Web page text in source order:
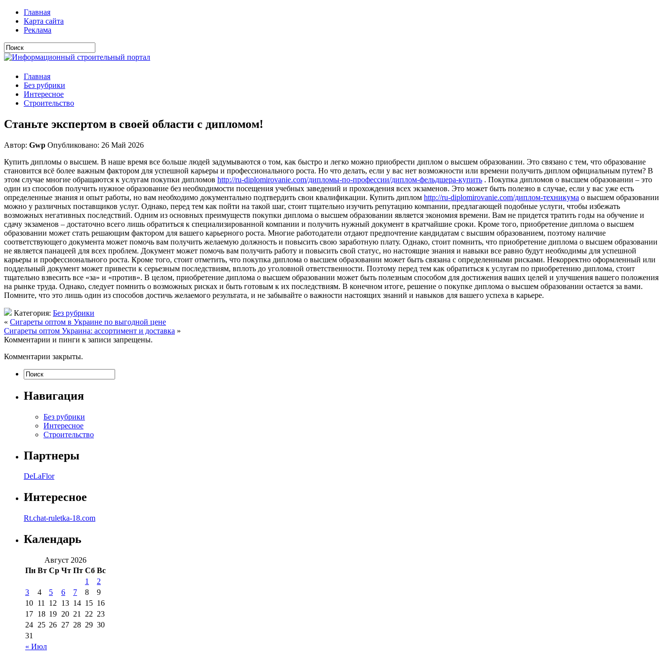
Главная
Карта сайта
Реклама
Главная
Без рубрики
Интересное
Строительство
Станьте экспертом в своей области с дипломом!
Автор: Gwp Опубликовано: 26 Май 2026
Купить дипломы о высшем. В наше время все больше людей задумываются о том, как быстро и легко можно приобрести диплом о высшем образовании. Это связано с тем, что образование
становится всё более важным фактором для успешной карьеры и профессионального роста. Но что делать, если у вас нет возможности или времени получить диплом официальным путем? В
этом случае многие обращаются к услугам покупки дипломов http://ru-diplomirovanie.com/дипломы-по-профессии/диплом-фельдшера-купить . Покупка дипломов о высшем образовании – это
один из способов получить нужное образование без необходимости посещения учебных заведений и прохождения всех экзаменов. Это может быть полезно в случае, если у вас уже есть
определенные знания и опыт работы, но вам необходимо документально подтвердить свои квалификации. Купить диплом http://ru-diplomirovanie.com/диплом-техникума о высшем образовании
можно у различных поставщиков услуг. Однако, перед тем как пойти на такой шаг, стоит тщательно изучить репутацию компании, предлагающей подобные услуги, чтобы избежать
возможных негативных последствий. Одним из основных преимуществ покупки диплома о высшем образовании является экономия времени. Вам не придется тратить годы на обучение и
сдачу экзаменов – достаточно всего лишь обратиться к специализированной компании и получить нужный документ в кратчайшие сроки. Кроме того, приобретение диплома о высшем
образовании может стать решающим фактором для вашего карьерного роста. Многие работодатели отдают предпочтение кандидатам с высшим образованием, поэтому наличие
соответствующего документа может помочь вам получить желаемую должность и повысить свою заработную плату. Однако, стоит помнить, что приобретение диплома о высшем образовании
не является панацеей для всех проблем. Документ может помочь вам получить работу и повысить свой статус, но настоящие знания и навыки все равно будут необходимы для успешной
карьеры и профессионального роста. Кроме того, стоит отметить, что покупка диплома о высшем образовании может быть связана с определенными рисками. Некорректно оформленный или
поддельный документ может привести к серьезным последствиям, вплоть до уголовной ответственности. Поэтому перед тем как обратиться к услугам по приобретению диплома, стоит
тщательно взвесить все «за» и «против». В целом, приобретение диплома о высшем образовании может быть полезным способом для достижения ваших целей и улучшения вашего положения
на рынке труда. Однако, следует помнить о возможных рисках и быть готовым к их последствиям. В конечном итоге, решение о покупке диплома о высшем образовании остается за вами.
Помните, что это лишь один из способов достичь желаемого результата, и не забывайте о важности настоящих знаний и навыков для вашего успеха в карьере.
Категория: Без рубрики
« Сигареты оптом в Украине по выгодной цене
Сигареты оптом Украина: ассортимент и доставка »
Комментарии и пинги к записи запрещены.
Комментарии закрыты.
Навигация
Без рубрики
Интересное
Строительство
Партнеры
DeLaFlor
Интересное
Rt.chat-ruletka-18.com
Календарь
Август 2026
Пн Вт Ср Чт Пт Сб Вс
« Июл
1
2
3
4 5 6 7 8
9
10 11 12 13 14 15 16
17 18 19 20 21 22 23
24 25 26 27 28 29 30
31